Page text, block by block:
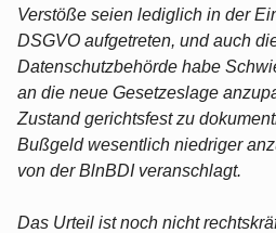
Verstöße seien lediglich in der
DSGVO aufgetreten, und auch
Datenschutzbehörde habe
an die neue Gesetzeslage
Zustand gerichtsfest zu
Bußgeld wesentlich niedriger
von der BlnBDI veranschlagt.
Das Urteil ist noch nicht